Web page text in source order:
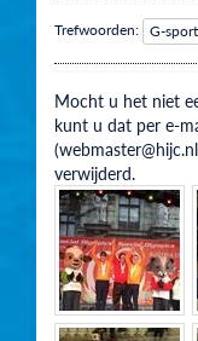
Trefwoorden: G-sport
Mocht u het niet
kunt u dat per e-
verwijderd.